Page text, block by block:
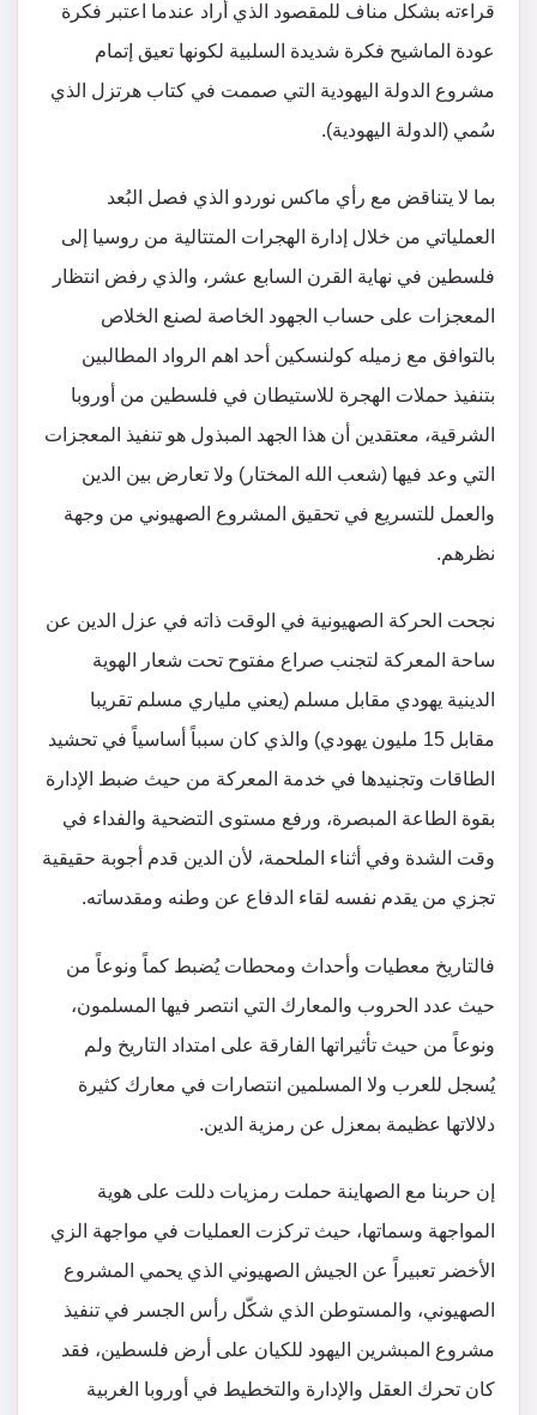
قراءته بشكل مناف للمقصود الذي أراد عندما اعتبر فكرة
عودة الماشيح فكرة شديدة السلبية لكونها تعيق إتمام
مشروع الدولة اليهودية التي صممت في كتاب هرتزل الذي
سُمي (الدولة اليهودية).
بما لا يتناقض مع رأي ماكس نوردو الذي فصل البُعد
العملياتي من خلال إدارة الهجرات المتتالية من روسيا إلى
فلسطين في نهاية القرن السابع عشر، والذي رفض انتظار
المعجزات على حساب الجهود الخاصة لصنع الخلاص
بالتوافق مع زميله كولنسكين أحد اهم الرواد المطالبين
بتنفيذ حملات الهجرة للاستيطان في فلسطين من أوروبا
الشرقية، معتقدين أن هذا الجهد المبذول هو تنفيذ المعجزات
التي وعد فيها (شعب الله المختار) ولا تعارض بين الدين
والعمل للتسريع في تحقيق المشروع الصهيوني من وجهة
نظرهم.
نجحت الحركة الصهيونية في الوقت ذاته في عزل الدين عن
ساحة المعركة لتجنب صراع مفتوح تحت شعار الهوية
الدينية يهودي مقابل مسلم (يعني ملياري مسلم تقريبا
مقابل 15 مليون يهودي) والذي كان سبباً أساسياً في تحشيد
الطاقات وتجنيدها في خدمة المعركة من حيث ضبط الإدارة
بقوة الطاعة المبصرة، ورفع مستوى التضحية والفداء في
وقت الشدة وفي أثناء الملحمة، لأن الدين قدم أجوبة حقيقية
تجزي من يقدم نفسه لقاء الدفاع عن وطنه ومقدساته.
فالتاريخ معطيات وأحداث ومحطات يُضبط كماً ونوعاً من
حيث عدد الحروب والمعارك التي انتصر فيها المسلمون،
ونوعاً من حيث تأثيراتها الفارقة على امتداد التاريخ ولم
يُسجل للعرب ولا المسلمين انتصارات في معارك كثيرة
دلالاتها عظيمة بمعزل عن رمزية الدين.
إن حربنا مع الصهاينة حملت رمزيات دللت على هوية
المواجهة وسماتها، حيث تركزت العمليات في مواجهة الزي
الأخضر تعبيراً عن الجيش الصهيوني الذي يحمي المشروع
الصهيوني، والمستوطن الذي شكّل رأس الجسر في تنفيذ
مشروع المبشرين اليهود للكيان على أرض فلسطين، فقد
كان تحرك العقل والإدارة والتخطيط في أوروبا الغربية